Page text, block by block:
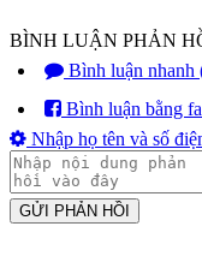
BÌNH LUẬN PHẢN
Bình luận nhanh
Bình luận bằng
Nhập họ tên và số
GỬI PHẢN HỒI